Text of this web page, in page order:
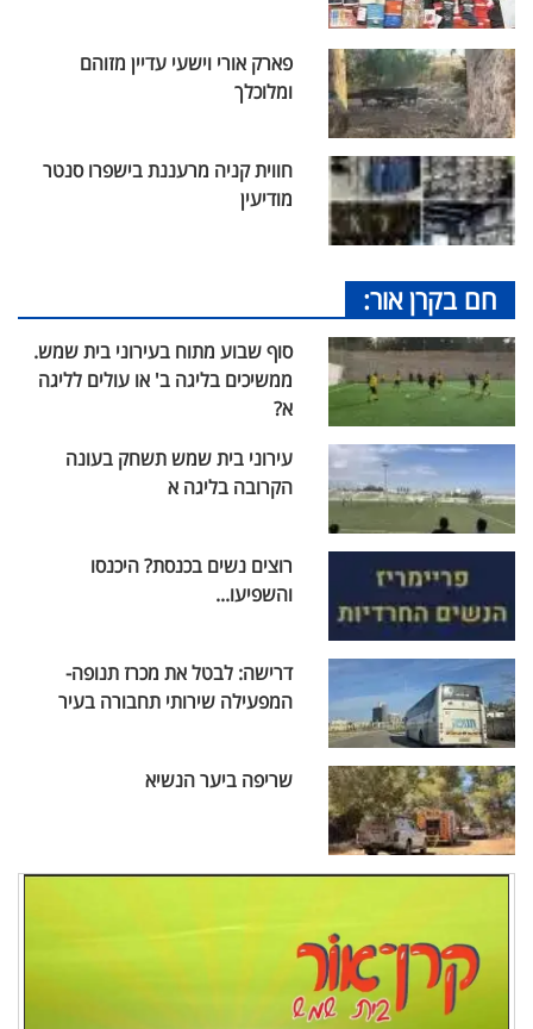
פארק אורי וישעי עדיין מזוהם
ומלוכלך
חווית קניה מרעננת בישפרו סנטר
מודיעין
חם בקרן אור:
סוף שבוע מתוח בעירוני בית שמש.
ממשיכים בליגה ב' או עולים לליגה
א?
עירוני בית שמש תשחק בעונה
הקרובה בליגה א
רוצים נשים בכנסת? היכנסו
והשפיעו...
דרישה: לבטל את מכרז תנופה-
המפעילה שירותי תחבורה בעיר
שריפה ביער הנשיא